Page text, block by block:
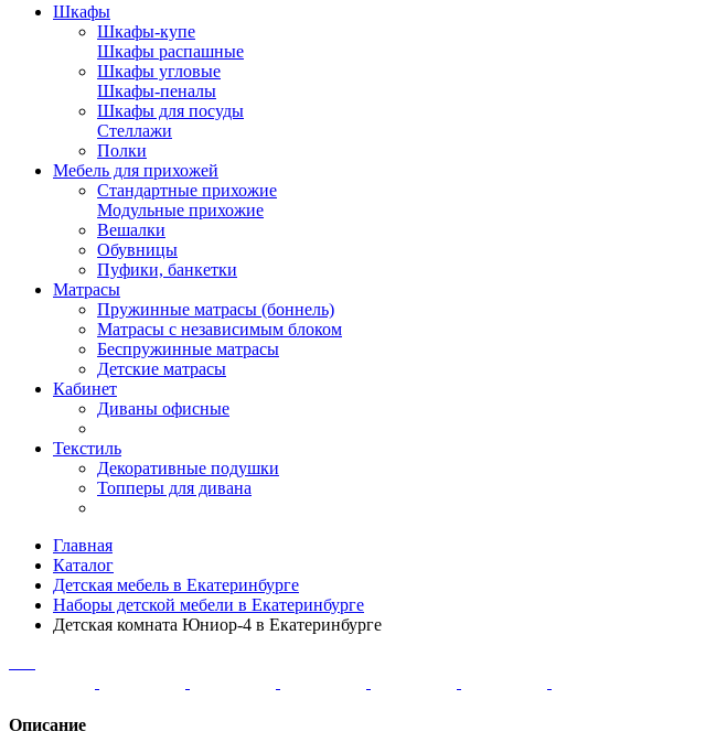
Шкафы
Шкафы-купе
Шкафы распашные
Шкафы угловые
Шкафы-пеналы
Шкафы для посуды
Стеллажи
Полки
Мебель для прихожей
Стандартные прихожие
Модульные прихожие
Вешалки
Обувницы
Пуфики, банкетки
Матрасы
Пружинные матрасы (боннель)
Матрасы с независимым блоком
Беспружинные матрасы
Детские матрасы
Кабинет
Диваны офисные
Текстиль
Декоративные подушки
Топперы для дивана
Главная
Каталог
Детская мебель в Екатеринбурге
Наборы детской мебели в Екатеринбурге
Детская комната Юниор-4 в Екатеринбурге
Описание